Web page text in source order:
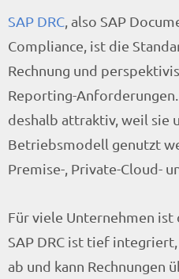
SAP DRC , also SAP
Compliance, ist die
Rechnung und
Reporting-
deshalb attraktiv, weil sie
Betriebsmodell genutzt
Premise-, Private-Cloud-
Für viele Unternehmen ist
SAP DRC ist tief
ab und kann Rechnungen